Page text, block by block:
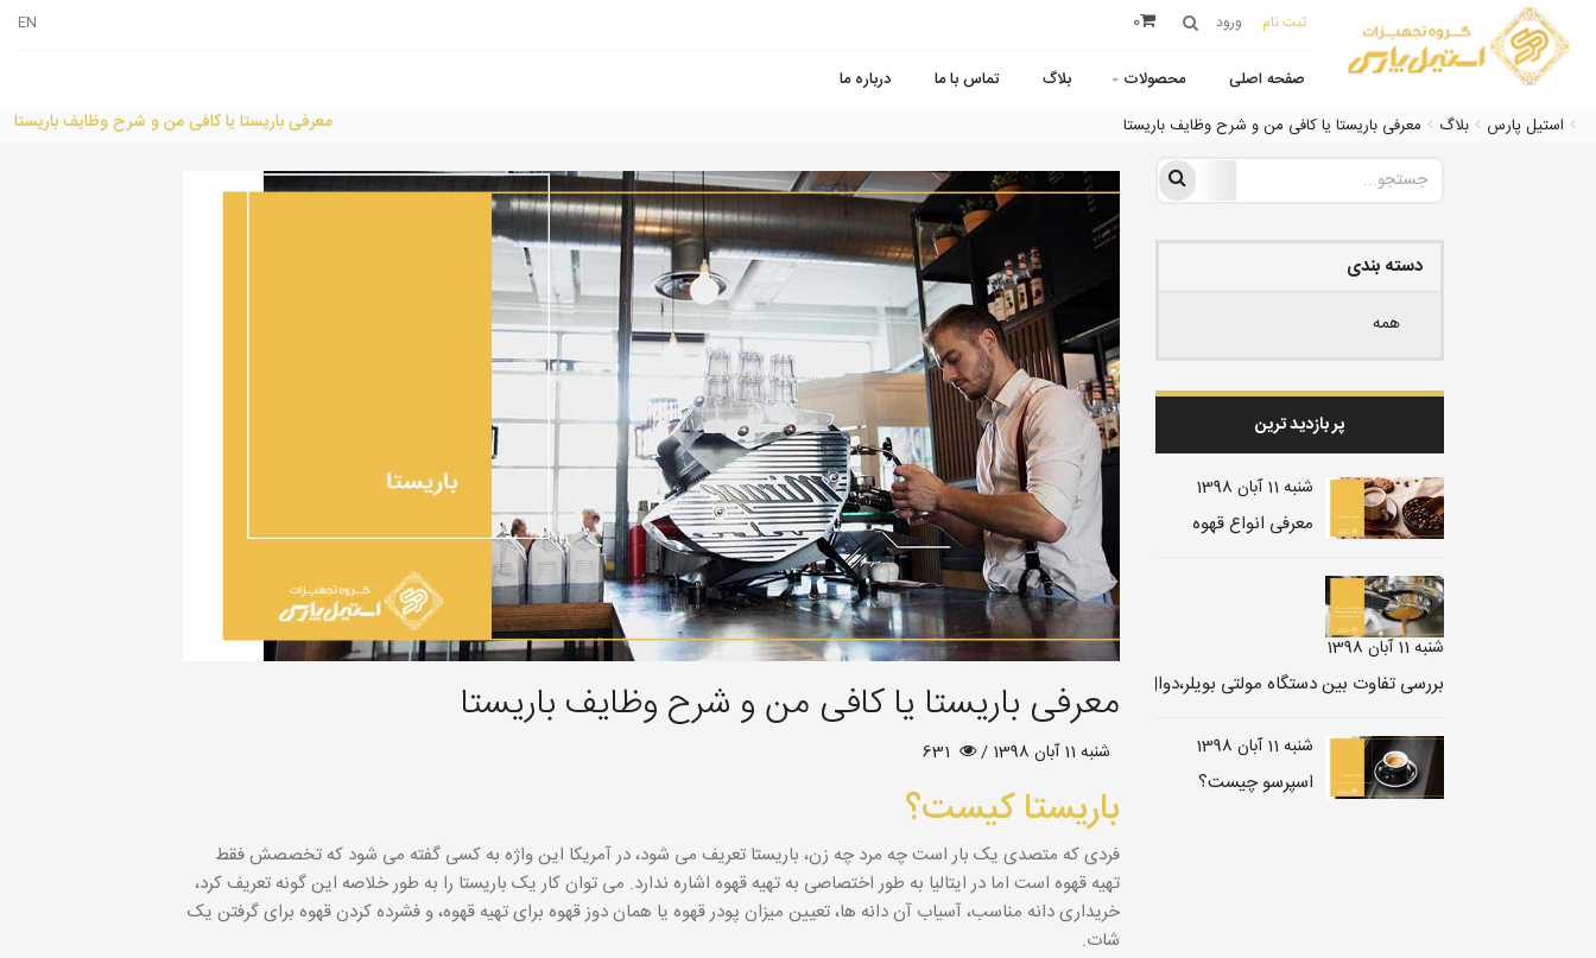
ثبت نام ورود 0
EN
صفحه اصلی محصولات بلاگ تماس با ما
درباره ما
استیل پارس
بلاگ معرفی باریستا یا کافی من و شرح وظایف باریستا معرفی باریستا یا کافی من و شرح وظایف باریستا
دسته بندی
همه
پر بازدید ترین
شنبه 11 آبان 1398
معرفی انواع قهوه
شنبه 11 آبان 1398
بررسی تفاوت بین دستگاه مولتی بویلر،دوال بویلر،سینگل بویلر و هیت اکسچنپجر
شنبه 11 آبان 1398
اسپرسو چیست؟
معرفی باریستا یا کافی من و شرح وظایف باریستا
شنبه 11 آبان 1398 /
باریستا کیست؟
فردی که متصدی یک بار است چه مرد چه زن، باریستا تعریف می شود، در آمریکا این واژه به کسی گفته می شود که تخصصش فقط
تهیه قهوه است اما در ایتالیا به طور اختصاصی به تهیه قهوه اشاره ندارد. می توان کار یک باریستا را به طور خلاصه این گونه تعریف کرد،
خریداری دانه مناسب، آسیاب آن دانه ها، تعیین میزان پودر قهوه یا همان دوز قهوه برای تهیه قهوه، و فشرده کردن قهوه برای گرفتن یک
شات.